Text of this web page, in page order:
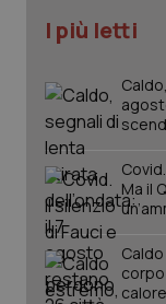
I più letti
Ma il